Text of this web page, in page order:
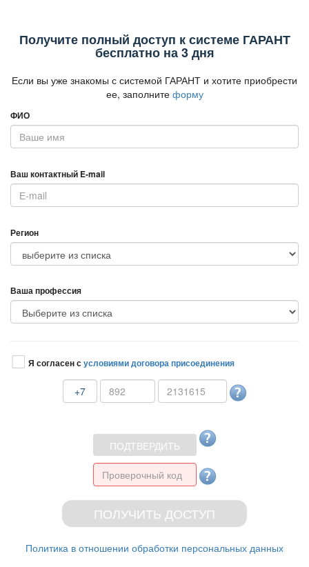
Получите полный доступ к системе ГАРАНТ
есплатно на 3 дня
Если вы уже знакомы с системой ГАРАНТ и хотите приобрести
ее, заполните форму
ФИО
аш контактный E-mail
Регион
аша профессия
Я согласен сусловиями договора присоединения
+7
Политика в отношении обработки персональных данных